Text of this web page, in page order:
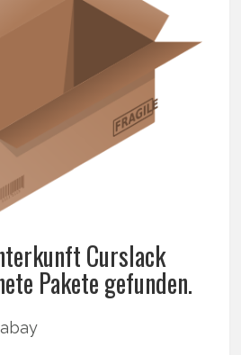
Curslack
Pakete gefunden.